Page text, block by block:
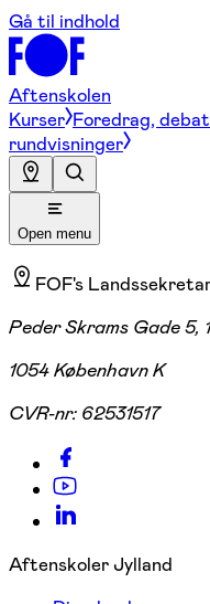
Gå til indhold
Aftenskolen
Kurser Foredrag,
rundvisninger
Open menu
FOF's
Peder Skrams Gade 5,
1054 København K
CVR-nr: 62531517
Aftenskoler Jylland